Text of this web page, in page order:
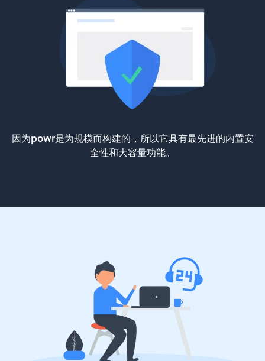
因为powr是为规模而构建的，所以它具有最先进的内置安
全性和大容量功能。